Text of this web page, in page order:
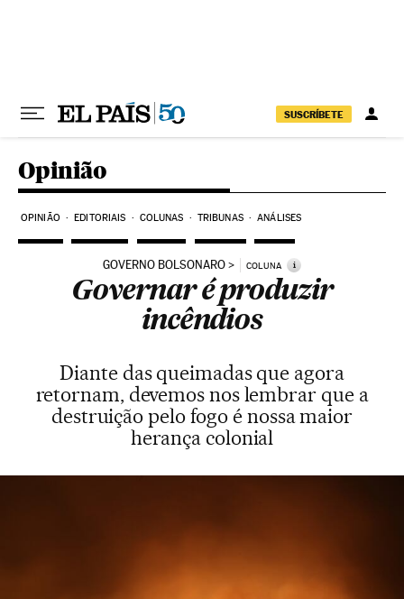
SUSCRÍBETE
Opinião
OPINIÃO EDITORIAIS COLUNAS TRIBUNAS ANÁLISES
GOVERNO BOLSONARO COLUNA i
Governar é produzir
incêndios
Diante das queimadas que agora
retornam, devemos nos lembrar que a
destruição pelo fogo é nossa maior
herança colonial